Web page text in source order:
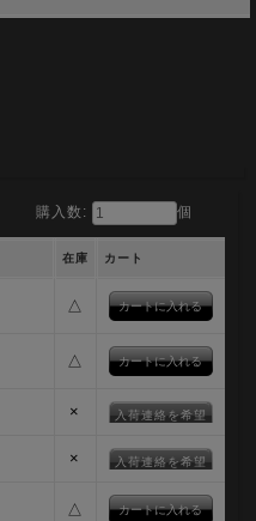
購入数: 個
在庫 カート
△
△
× 入荷連絡を希望
× 入荷連絡を希望
△